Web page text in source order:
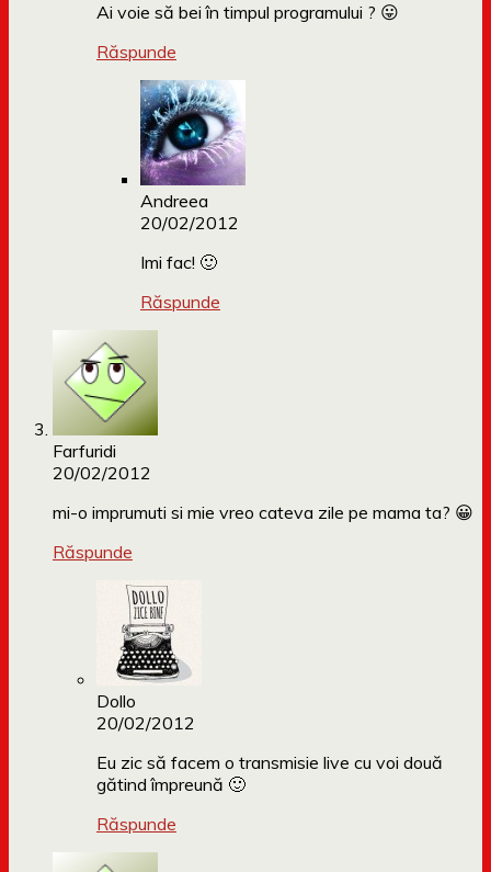
Ai voie să bei în timpul programului ? 😛
Răspunde
Andreea
20/02/2012
Imi fac! 🙂
Răspunde
Farfuridi
20/02/2012
mi-o imprumuti si mie vreo cateva zile pe mama ta? 😀
Răspunde
Dollo
20/02/2012
Eu zic să facem o transmisie live cu voi două
gătind împreună 🙂
Răspunde